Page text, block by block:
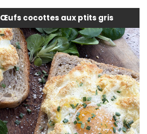
Œufs cocottes aux ptits gris